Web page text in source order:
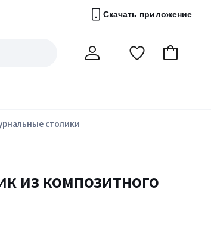
Скачать приложение
ПерейтиВ
столики
из композитного